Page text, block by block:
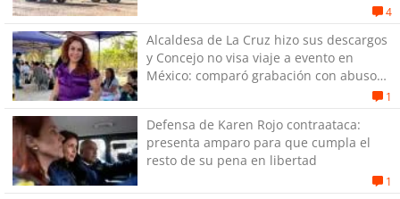
4
Alcaldesa de La Cruz hizo sus descargos
y Concejo no visa viaje a evento en
México: comparó grabación con abuso
1
Defensa de Karen Rojo contraataca:
presenta amparo para que cumpla el
resto de su pena en libertad
1